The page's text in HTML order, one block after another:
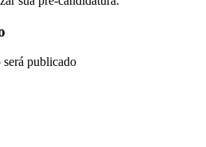
será publicado